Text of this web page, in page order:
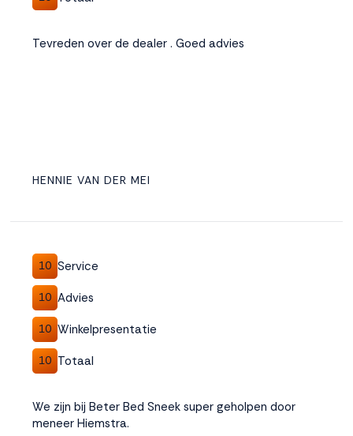
Tevreden over de dealer . Goed advies
HENNIE VAN DER MEI
10 Service
10 Advies
10 Winkelpresentatie
10 Totaal
We zijn bij Beter Bed Sneek super geholpen door
meneer Hiemstra.